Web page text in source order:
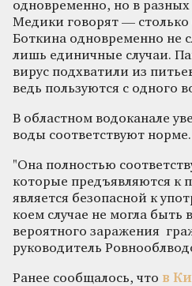
одновременно, но в
Медики говорят —
Боткина одновременно не
лишь единичные случаи.
вирус подхватили из
ведь пользуются с одного
В областном водоканале
воды соответствуют норме.
"Она полностью
которые предъявляются к
является безопасной к
коем случае не могла быть
вероятного заражения
руководитель
Ранее сообщалось, что в